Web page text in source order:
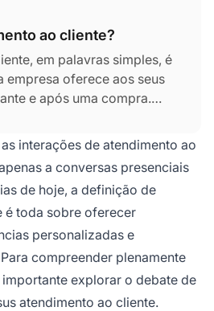
ao cliente?
em palavras simples, é
empresa oferece aos seus
e após uma compra.
à marca.
profissional e suporte aos
suas dúvidas,
e guiando-os
interações de atendimento ao
a conversas presenciais
de hoje, a definição de
é toda sobre oferecer
personalizadas e
compreender plenamente
importante explorar o debate de
atendimento ao cliente.